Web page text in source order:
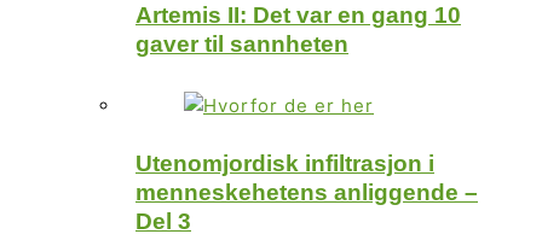
Artemis II: Det var en gang 10
gaver til sannheten
Utenomjordisk infiltrasjon i
menneskehetens anliggende –
Del 3